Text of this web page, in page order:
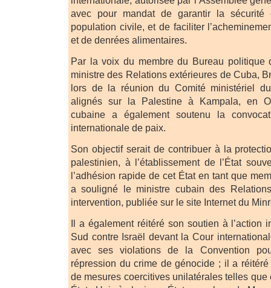
avec pour mandat de garantir la
population civile, et de faciliter
et de denrées alimentaires.
Par la voix du membre du Bureau politique
ministre des Relations extérieures de Cuba,
lors de la réunion du Comité ministériel
alignés sur la Palestine à Kampala, en
cubaine a également soutenu la
internationale de paix.
Son objectif serait de contribuer à la
palestinien, à l’établissement de l’État
l’adhésion rapide de cet État en tant que
a souligné le ministre cubain des
intervention, publiée sur le site Internet du
Il a également réitéré son soutien à l’action
Sud contre Israël devant la Cour
avec ses violations de la Convention
répression du crime de génocide ; il a
de mesures coercitives unilatérales telles